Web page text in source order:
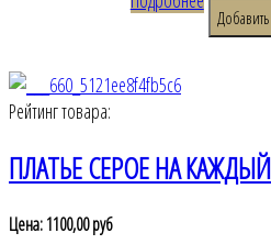
Рейтинг товара:
ПЛАТЬЕ СЕРОЕ НА
Цена:1100,00 руб